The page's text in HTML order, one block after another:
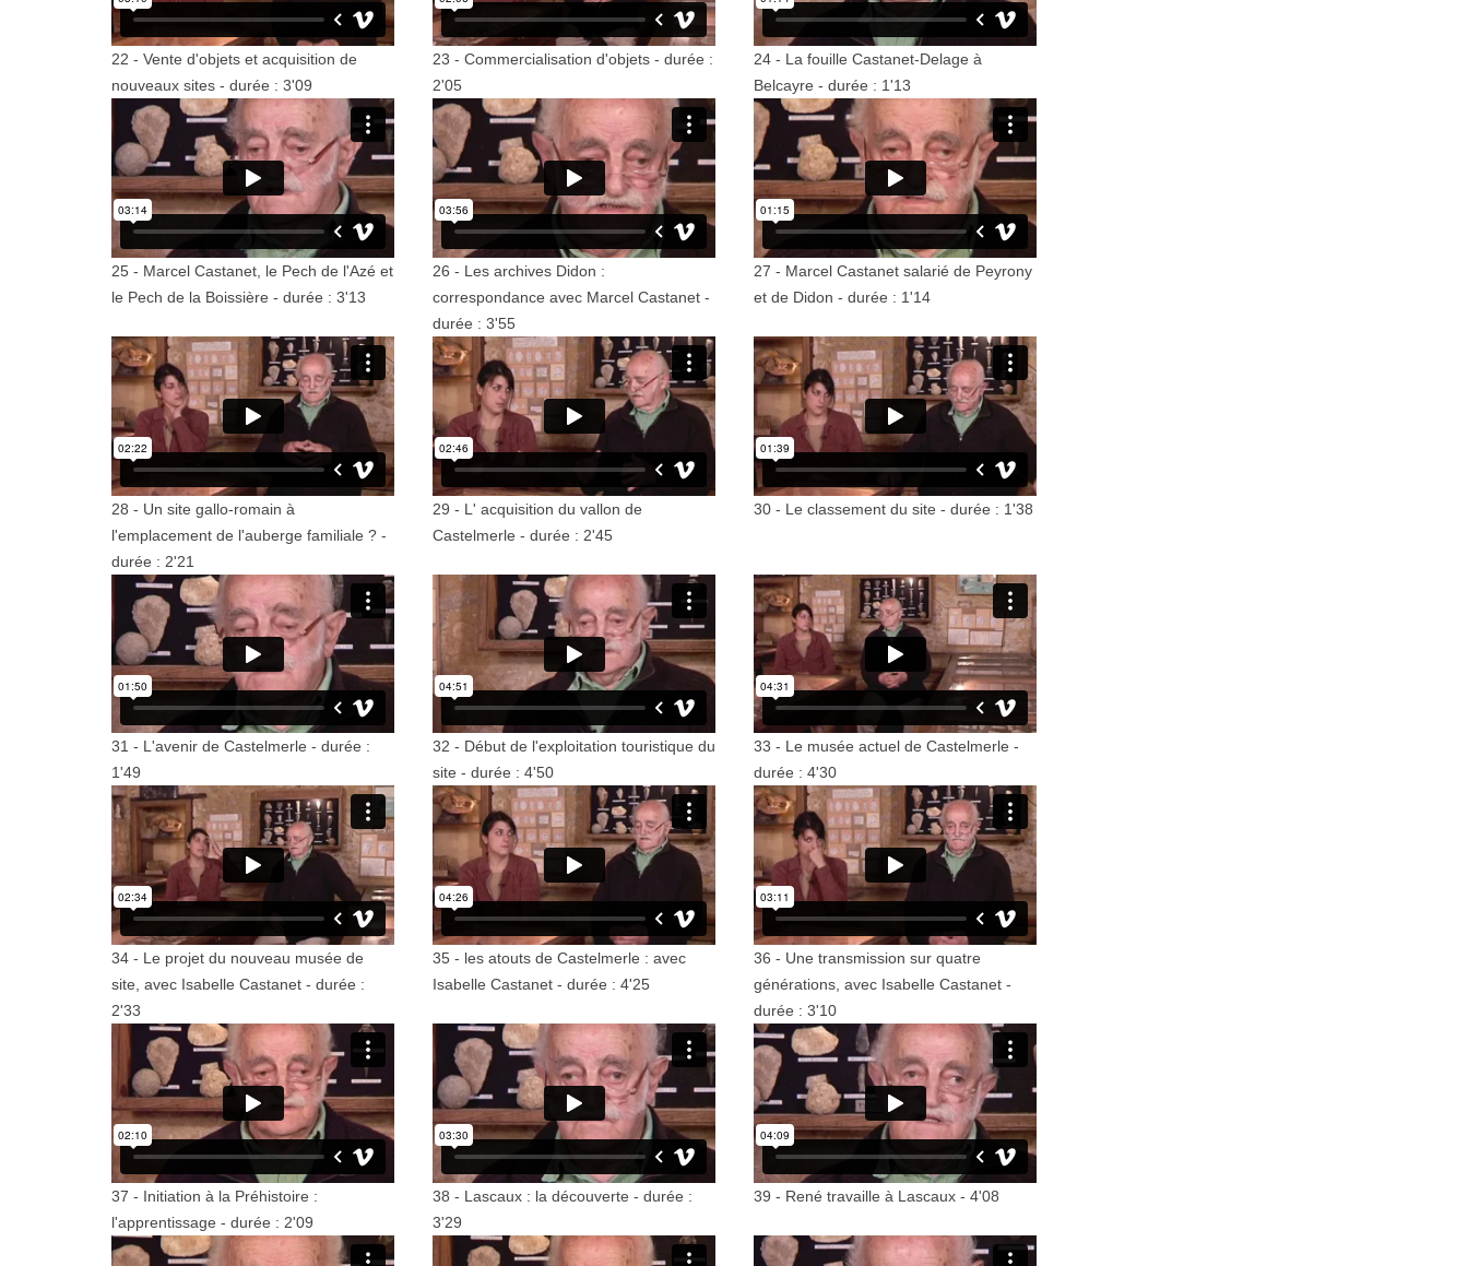
22 - Vente d'objets et acquisition de
nouveaux sites - durée : 3'09
23 - Commercialisation d'objets - durée :
2'05
24 - La fouille Castanet-Delage à
Belcayre - durée : 1'13
25 - Marcel Castanet, le Pech de l'Azé et
le Pech de la Boissière - durée : 3'13
26 - Les archives Didon :
correspondance avec Marcel Castanet -
durée : 3'55
27 - Marcel Castanet salarié de Peyrony
et de Didon - durée : 1'14
28 - Un site gallo-romain à
l'emplacement de l'auberge familiale ? -
durée : 2'21
29 - L' acquisition du vallon de
Castelmerle - durée : 2'45
30 - Le classement du site - durée : 1'38
31 - L'avenir de Castelmerle - durée :
1'49
32 - Début de l'exploitation touristique du
site - durée : 4'50
33 - Le musée actuel de Castelmerle -
durée : 4'30
34 - Le projet du nouveau musée de
site, avec Isabelle Castanet - durée :
2'33
35 - les atouts de Castelmerle : avec
Isabelle Castanet - durée : 4'25
36 - Une transmission sur quatre
générations, avec Isabelle Castanet -
durée : 3'10
37 - Initiation à la Préhistoire :
l'apprentissage - durée : 2'09
38 - Lascaux : la découverte - durée :
3'29
39 - René travaille à Lascaux - 4'08